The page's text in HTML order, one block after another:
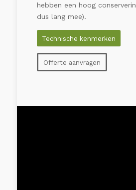
hebben een hoog
dus lang mee).
Technische kenmerken
Offerte aanvragen